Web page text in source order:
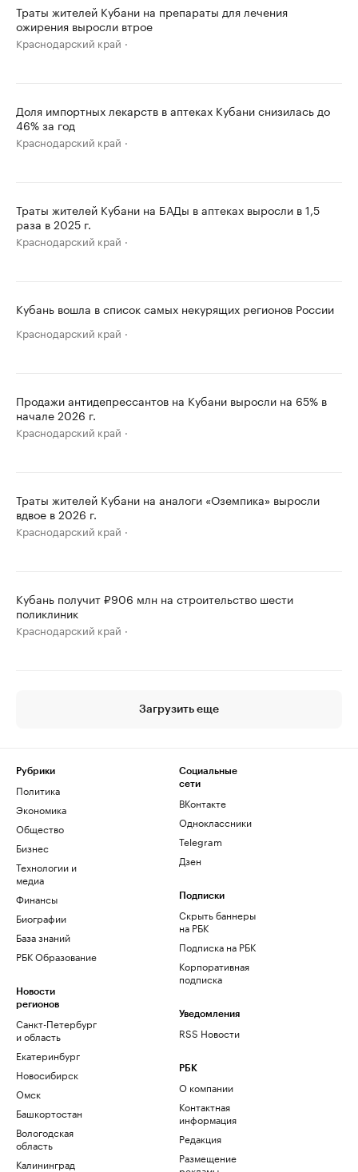
Траты жителей Кубани на препараты для лечения
ожирения выросли втрое
Краснодарский край
Доля импортных лекарств в аптеках Кубани снизилась до
46% за год
Краснодарский край
Траты жителей Кубани на БАДы в аптеках выросли в 1,5
раза в 2025 г.
Краснодарский край
Кубань вошла в список самых некурящих регионов России
Краснодарский край
Продажи антидепрессантов на Кубани выросли на 65% в
начале 2026 г.
Краснодарский край
Траты жителей Кубани на аналоги «Оземпика» выросли
вдвое в 2026 г.
Краснодарский край
Кубань получит ₽906 млн на строительство шести
поликлиник
Краснодарский край
Загрузить еще
Рубрики
Политика
Экономика
Общество
Бизнес
Технологии и
медиа
Финансы
Биографии
База знаний
РБК Образование
Новости
регионов
Санкт-Петербург
и область
Екатеринбург
Новосибирск
Омск
Башкортостан
Вологодская
область
Калининград
Социальные
сети
ВКонтакте
Одноклассники
Telegram
Дзен
Подписки
Скрыть баннеры
на РБК
Подписка на РБК
Корпоративная
подписка
Уведомления
RSS Новости
РБК
О компании
Контактная
информация
Редакция
Размещение